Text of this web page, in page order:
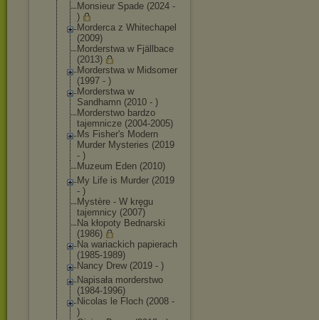
Monsieur Spade (2024 -
)
Morderca z Whitechapel
(2009)
Morderstwa w Fjällbace
(2013)
Morderstwa w Midsomer
(1997 - )
Morderstwa w
Sandhamn (2010 - )
Morderstwo bardzo
tajemnicze (2004-2005)
Ms Fisher's Modern
Murder Mysteries (2019
- )
Muzeum Eden (2010)
My Life is Murder (2019
- )
Mystère - W kręgu
tajemnicy (2007)
Na kłopoty Bednarski
(1986)
Na wariackich papierach
(1985-1989)
Nancy Drew (2019 - )
Napisała morderstwo
(1984-1996)
Nicolas le Floch (2008 -
)